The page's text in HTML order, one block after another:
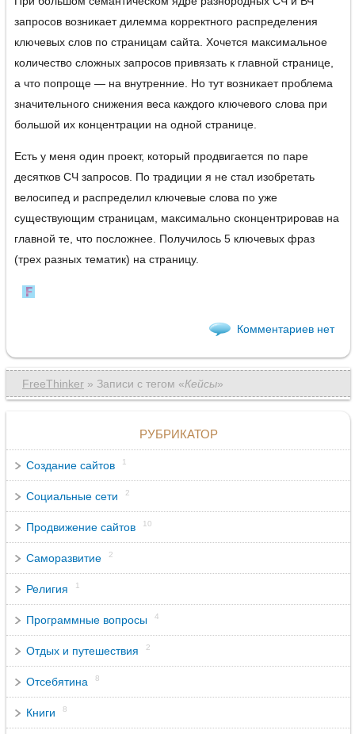
запросов возникает дилемма корректного распределения
ключевых слов по страницам сайта. Хочется максимальное
количество сложных запросов привязать к главной странице,
а что попроще — на внутренние. Но тут возникает проблема
значительного снижения веса каждого ключевого слова при
большой их концентрации на одной странице.
Есть у меня один проект, который продвигается по паре
десятков СЧ запросов. По традиции я не стал изобретать
велосипед и распределил ключевые слова по уже
существующим страницам, максимально сконцентрировав на
главной те, что посложнее. Получилось 5 ключевых фраз
(трех разных тематик) на страницу.
Комментариев нет
FreeThinker » Записи c тегом «Кейсы»
РУБРИКАТОР
Создание сайтов 1
Социальные сети 2
Продвижение сайтов 10
Саморазвитие 2
Религия 1
Программные вопросы 4
Отдых и путешествия 2
Отсебятина 8
Книги 8